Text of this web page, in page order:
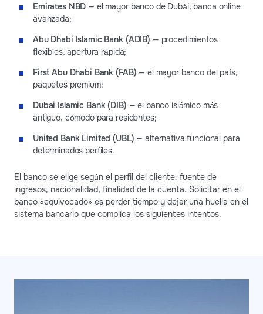
Emirates NBD — el mayor banco de Dubái, banca online
avanzada;
Abu Dhabi Islamic Bank (ADIB) — procedimientos
flexibles, apertura rápida;
First Abu Dhabi Bank (FAB) — el mayor banco del país,
paquetes premium;
Dubai Islamic Bank (DIB) — el banco islámico más
antiguo, cómodo para residentes;
United Bank Limited (UBL) — alternativa funcional para
determinados perfiles.
El banco se elige según el perfil del cliente: fuente de
ingresos, nacionalidad, finalidad de la cuenta. Solicitar en el
banco «equivocado» es perder tiempo y dejar una huella en el
sistema bancario que complica los siguientes intentos.